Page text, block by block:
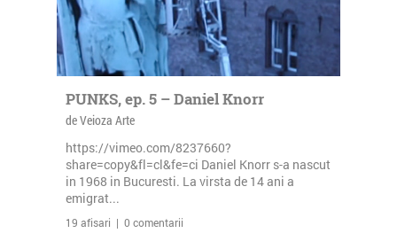
PUNKS, ep. 5 – Daniel Knorr
de Veioza Arte
https://vimeo.com/8237660?
share=copy&fl=cl&fe=ci Daniel Knorr s-a nascut
in 1968 in Bucuresti. La virsta de 14 ani a
emigrat...
19 afisari | 0 comentarii